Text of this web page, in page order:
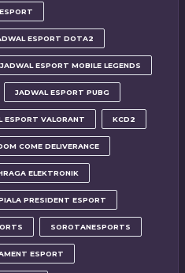
ESPORT DOTA2
JADWAL ESPORT MOBILE LEGENDS
JADWAL ESPORT PUBG
ESPORT VALORANT KCD2
COME DELIVERANCE
ELEKTRONIK
PRESIDENT ESPORT
SOROTANESPORTS
ESPORT